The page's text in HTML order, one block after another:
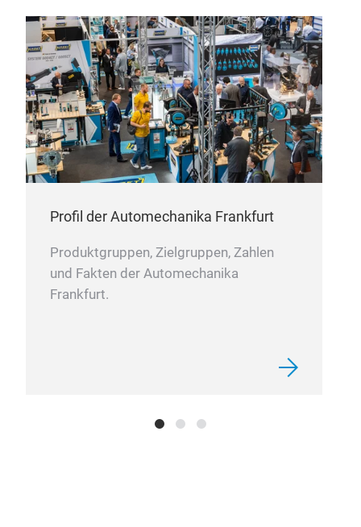
Profil der Automechanika Frankfurt
Produktgruppen, Zielgruppen, Zahlen
und Fakten der Automechanika
Frankfurt.